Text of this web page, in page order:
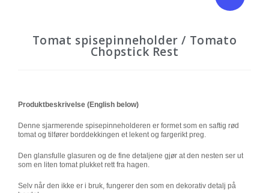
🔍
Tomat spisepinneholder / Tomato
Chopstick Rest
Produktbeskrivelse (English below)
Denne sjarmerende spisepinneholderen er formet som en saftig rød
tomat og tilfører borddekkingen et lekent og fargerikt preg.
Den glansfulle glasuren og de fine detaljene gjør at den nesten ser ut
som en liten tomat plukket rett fra hagen.
Selv når den ikke er i bruk, fungerer den som en dekorativ detalj på